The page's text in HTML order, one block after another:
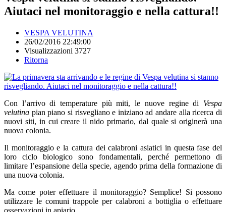
Aiutaci nel monitoraggio e nella cattura!!
VESPA VELUTINA
26/02/2016 22:49:00
Visualizzazioni 3727
Ritorna
Con l’arrivo di temperature più miti, le nuove regine di Vespa
velutina pian piano si risvegliano e iniziano ad andare alla ricerca di
nuovi siti, in cui creare il nido primario, dal quale si originerà una
nuova colonia.
Il monitoraggio e la cattura dei calabroni asiatici in questa fase del
loro ciclo biologico sono fondamentali, perché permettono di
limitare l’espansione della specie, agendo prima della formazione di
una nuova colonia.
Ma come poter effettuare il monitoraggio? Semplice! Si possono
utilizzare le comuni trappole per calabroni a bottiglia o effettuare